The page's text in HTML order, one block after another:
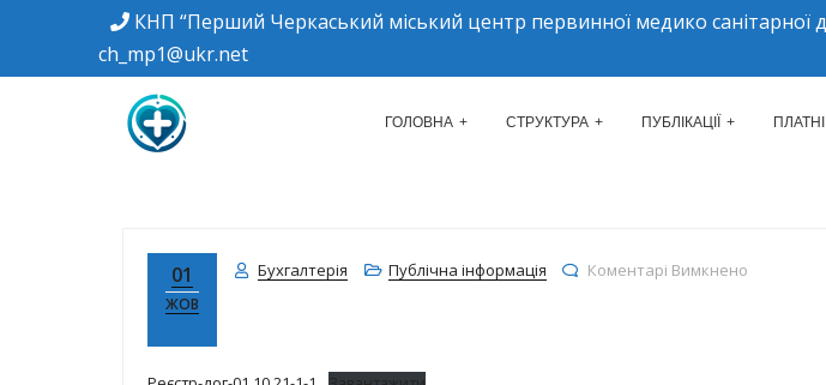
КНП “Перший Черкаський міський центр первинної медико санітарної
ch_mp1@ukr.net
КНП "ПЕРШИЙ ЧЕРКАСЬКИЙ
ГОЛОВНА СТРУКТУРА ПУБЛІКАЦІЇ
01
ЖОВ
Бухгалтерія Публічна інформація Коментарі Вимкнено